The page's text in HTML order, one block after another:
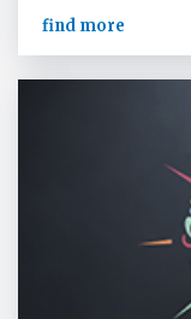
find more